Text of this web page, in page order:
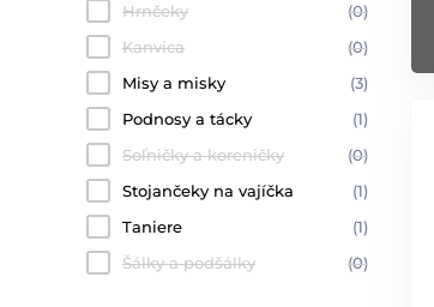
Hrnčeky
(0)
Kanvica
(0)
Misy a misky
(3)
Podnosy a tácky
(1)
Soľničky a koreničky
(0)
Stojančeky na vajíčka
(1)
Taniere
(1)
Šálky a podšálky
(0)